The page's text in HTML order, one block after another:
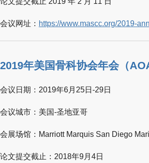
会议网址： https://www.mascc.org/2019-
2019年美国骨科协会年会（
会议日期：2019年6月25日-29日
会议城市：美国-圣地亚哥
会展场馆：Marriott Marquis San Diego
论文提交截止：2018年9月4日